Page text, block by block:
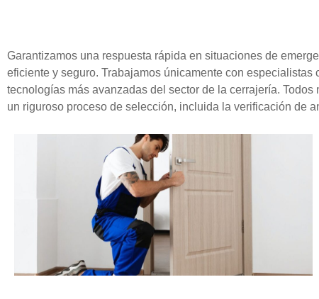
Garantizamos una respuesta rápida en situaciones de
eficiente y seguro. Trabajamos únicamente con especialistas
tecnologías más avanzadas del sector de la cerrajería.
un riguroso proceso de selección, incluida la verificación de